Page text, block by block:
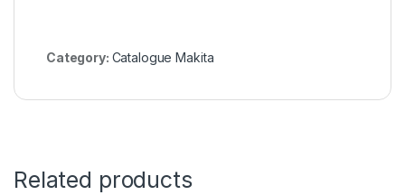
Category: Catalogue Makita
Related products